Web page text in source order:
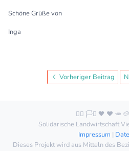
Schöne Grüße von
Inga
Vorheriger Beitrag
🏳️‍🌈 🏳️‍⚧️ 🖤 ❤️ 🥕
Solidarische Landwirtschaft
Impressum |
Dieses Projekt wird aus Mitteln des